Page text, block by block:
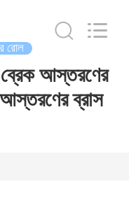
রোল
ব্রেক আস্তরণের
ব্রাস